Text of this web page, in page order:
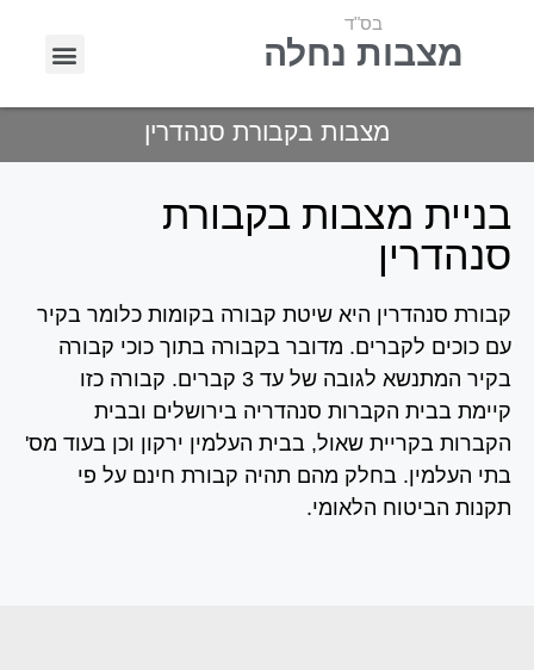
בס"ד
מצבות נחלה
מצבות בקבורת סנהדרין
בניית מצבות בקבורת
סנהדרין
קבורת סנהדרין היא שיטת קבורה בקומות כלומר בקיר
עם כוכים לקברים. מדובר בקבורה בתוך כוכי קבורה
בקיר המתנשא לגובה של עד 3 קברים. קבורה כזו
קיימת בבית הקברות סנהדריה בירושלים ובבית
הקברות בקריית שאול, בבית העלמין ירקון וכן בעוד מס'
בתי העלמין. בחלק מהם תהיה קבורת חינם על פי
תקנות הביטוח הלאומי.